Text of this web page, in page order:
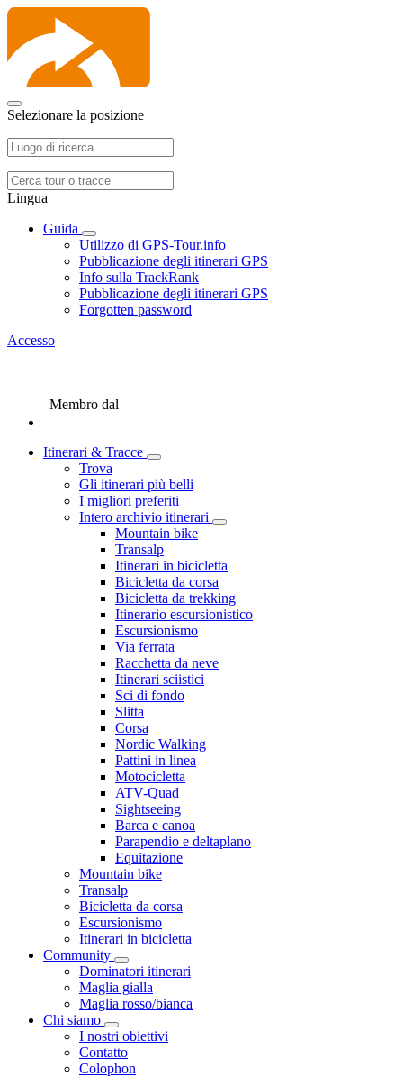
Selezionare la posizione
Lingua
Guida
Utilizzo di GPS-Tour.info
Pubblicazione degli itinerari GPS
Info sulla TrackRank
Pubblicazione degli itinerari GPS
Forgotten password
Accesso
Membro dal
Itinerari & Tracce
Trova
Gli itinerari più belli
I migliori preferiti
Intero archivio itinerari
Mountain bike
Transalp
Itinerari in bicicletta
Bicicletta da corsa
Bicicletta da trekking
Itinerario escursionistico
Escursionismo
Via ferrata
Racchetta da neve
Itinerari sciistici
Sci di fondo
Slitta
Corsa
Nordic Walking
Pattini in linea
Motocicletta
ATV-Quad
Sightseeing
Barca e canoa
Parapendio e deltaplano
Equitazione
Mountain bike
Transalp
Bicicletta da corsa
Escursionismo
Itinerari in bicicletta
Community
Dominatori itinerari
Maglia gialla
Maglia rosso/bianca
Chi siamo
I nostri obiettivi
Contatto
Colophon